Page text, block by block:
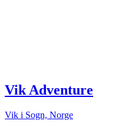
Vik Adventure
Vik i Sogn, Norge